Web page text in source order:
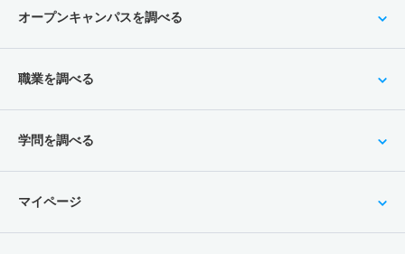
オープンキャンパスを調べる
職業を調べる
学問を調べる
マイページ